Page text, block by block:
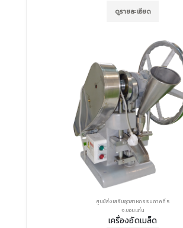
ดูรายละเอียด
ศูนย์ส่งเสริมอุตสาหกรรมภาคที่ 5
จ.ขอนแก่น
เครื่องอัดเมล็ด